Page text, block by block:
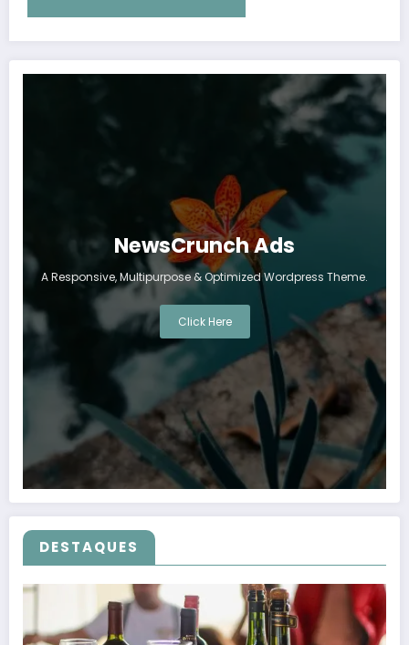
NewsCrunch Ads
A Responsive, Multipurpose & Optimized Wordpress Theme.
Click Here
DESTAQUES